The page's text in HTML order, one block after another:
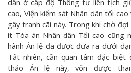
dẫn ở cấp độ Thông tư liên tịch
cao, Viện kiểm sát Nhân dân tối
gây tranh cãi này. Trong khi chờ
ít Tòa án Nhân dân Tối cao cũng
hành Án lệ đã được đưa ra dưới
Tất nhiên, cần quan tâm đặc
thảo Án lệ này, vốn được